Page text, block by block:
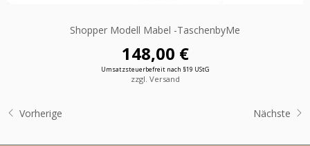
Shopper Modell Mabel -TaschenbyMe
148,00 €
Umsatzsteuerbefreit nach §19 UStG
zzgl. Versand
Vorherige Nächste